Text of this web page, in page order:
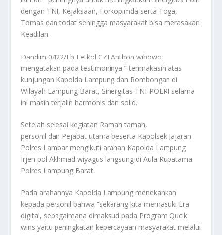
dengan TNI, Kejaksaan, Forkopimda serta Toga,
Tomas dan todat sehingga masyarakat bisa merasakan
Keadilan.
Dandim 0422/Lb Letkol CZI Anthon wibowo
mengatakan pada testimoninya ” terimakasih atas
kunjungan Kapolda Lampung dan Rombongan di
Wilayah Lampung Barat, Sinergitas TNI-POLRI selama
ini masih terjalin harmonis dan solid.
Setelah selesai kegiatan Ramah tamah,
personil dan Pejabat utama beserta Kapolsek Jajaran
Polres Lambar mengikuti arahan Kapolda Lampung
Irjen pol Akhmad wiyagus langsung di Aula Rupatama
Polres Lampung Barat.
Pada arahannya Kapolda Lampung menekankan
kepada personil bahwa “sekarang kita memasuki Era
digital, sebagaimana dimaksud pada Program Qucik
wins yaitu peningkatan kepercayaan masyarakat melalui